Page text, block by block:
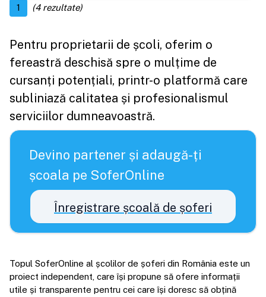
1 (4rezultate)
Pentru proprietarii de școli, oferim o
fereastră deschisă spre o mulțime de
cursanți potențiali, printr-o platformă care
subliniază calitatea și profesionalismul
serviciilor dumneavoastră.
Devino partener și adaugă-ți
școala pe SoferOnline
Înregistrare școală de șoferi
Topul SoferOnline al școlilor de șoferi din România este un
proiect independent, care își propune să ofere informații
utile și transparente pentru cei care își doresc să obțină